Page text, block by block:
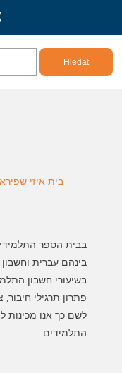
se
Zobrazit profil pro בית איזי שפירא
בבית הספר
בשיעורי חשבון
התלמידים.